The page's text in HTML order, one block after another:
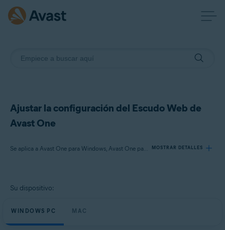
Ajustar la configuración del Escudo Web de
Avast One
Se aplica a Avast One para Windows, Avast One para Mac MOSTRAR DETALLES
Productos:
Avast One 24.x para Mac
Su dispositivo:
WINDOWS PC MAC